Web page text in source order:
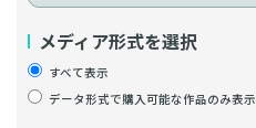
メディア形式を選択
すべて表示
データ形式で購入可能な作品のみ表示